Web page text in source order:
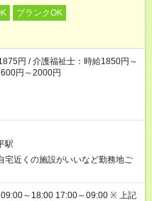
ブランクOK
円 / 介護福祉士：時給1850円～
円～2000円
駅
近くの施設がいいなど勤務地ご
～18:00 17:00～09:00 ※ 上記